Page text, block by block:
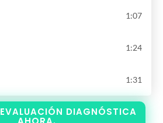
TERAPIA CON HIPNOSIS |
1:07
TERAPIA CON HIPNOSIS |
1:24
TERAPIA CON HIPNOSIS |
1:31
DIAGNÓSTICA